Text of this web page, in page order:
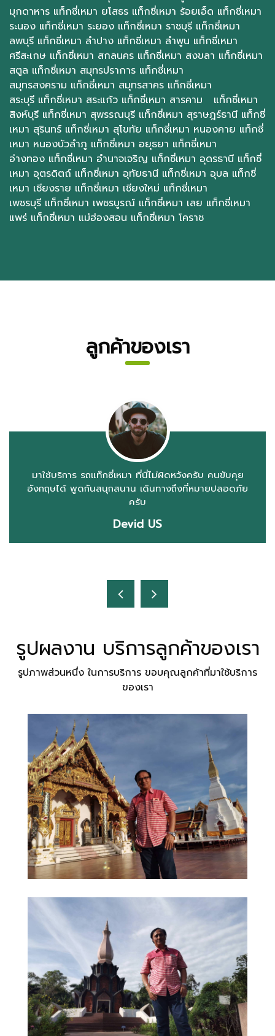
มุกดาหาร แท็กซี่เหมา ยโสธร แท็กซี่เหมา ร้อยเอ็ด แท็กซี่เหมา
ระนอง แท็กซี่เหมา ระยอง แท็กซี่เหมา ราชบุรี แท็กซี่เหมา
ลพบุรี แท็กซี่เหมา ลำปาง แท็กซี่เหมา ลำพูน แท็กซี่เหมา
ศรีสะเกษ แท็กซี่เหมา สกลนคร แท็กซี่เหมา สงขลา แท็กซี่เหมา
สตูล แท็กซี่เหมา สมุทรปราการ แท็กซี่เหมา
สมุทรสงคราม แท็กซี่เหมา สมุทรสาคร แท็กซี่เหมา
สระบุรี แท็กซี่เหมา สระแก้ว แท็กซี่เหมา สารคาม
แท็กซี่เหมา
สิงห์บุรี แท็กซี่เหมา สุพรรณบุรี แท็กซี่เหมา สุราษฎร์ธานี แท็กซี่
เหมา สุรินทร์ แท็กซี่เหมา สุโขทัย แท็กซี่เหมา หนองคาย แท็กซี่
เหมา หนองบัวลำภู แท็กซี่เหมา อยุธยา แท็กซี่เหมา
อ่างทอง แท็กซี่เหมา อำนาจเจริญ แท็กซี่เหมา อุดรธานี แท็กซี่
เหมา อุตรดิตถ์ แท็กซี่เหมา อุทัยธานี แท็กซี่เหมา อุบล แท็กซี่
เหมา เชียงราย แท็กซี่เหมา เชียงใหม่ แท็กซี่เหมา
เพชรบุรี แท็กซี่เหมา เพชรบูรณ์ แท็กซี่เหมา เลย แท็กซี่เหมา
แพร่ แท็กซี่เหมา แม่ฮ่องสอน แท็กซี่เหมา โคราช
ลูกค้าของเรา
ใช้บริการ ให้ไปรับที่สนามบินค่ะ มาตรงเวลา ราคาเท่าที่
ตกลงกันไว้ มาเมืองไทยครั้งหน้า จะมาใช้บริการใหม่ค่ะ
ขอบคุณค่ะ
Malee
รูปผลงาน บริการลูกค้าของเรา
รูปภาพส่วนหนึ่ง ในการบริการ ขอบคุณลูกค้าที่มาใช้บริการ
ของเรา